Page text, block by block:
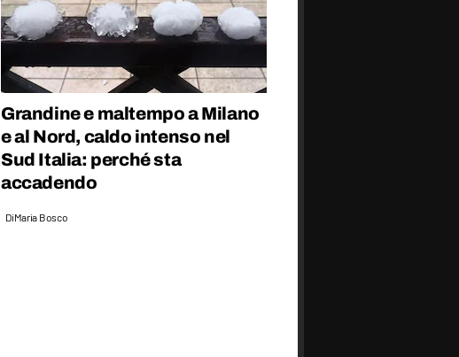
Grandine e maltempo a Milano
e al Nord, caldo intenso nel
Sud Italia: perché sta
accadendo
DiMaria Bosco